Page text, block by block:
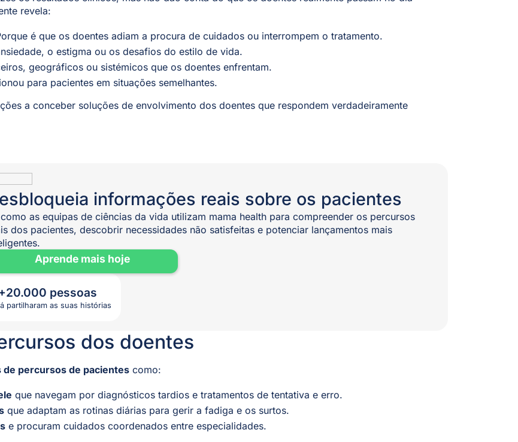
revela:
é que os doentes adiam a procura de cuidados ou interrompem o tratamento.
o estigma ou os desafios do estilo de vida.
geográficos ou sistémicos que os doentes enfrentam.
para pacientes em situações semelhantes.
a conceber soluções de envolvimento dos doentes que respondem verdadeiramente
informações reais sobre os pacientes
as equipas de ciências da vida utilizam mama health para compreender os percursos
dos pacientes, descobrir necessidades não satisfeitas e potenciar lançamentos mais
Aprende mais hoje
pessoas
partilharam as suas histórias
dos doentes
de percursos de pacientes como:
que navegam por diagnósticos tardios e tratamentos de tentativa e erro.
que adaptam as rotinas diárias para gerir a fadiga e os surtos.
e procuram cuidados coordenados entre especialidades.